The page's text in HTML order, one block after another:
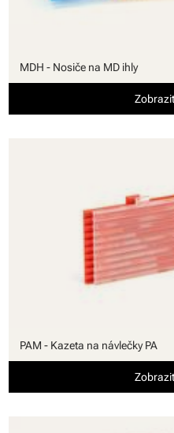
MDH - Nosiče na MD ihly
PAM - Kazeta na návlečky PA